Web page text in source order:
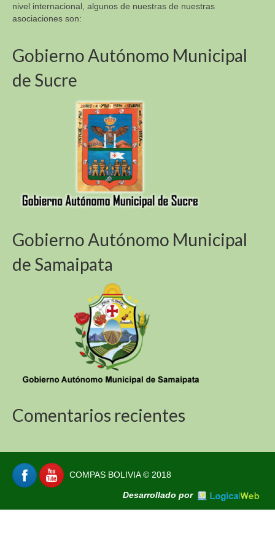
nivel internacional, algunos de nuestras de nuestras
asociaciones son:
Gobierno Autónomo Municipal
de Sucre
Gobierno Autónomo Municipal
de Samaipata
Comentarios recientes
COMPAS BOLIVIA © 2018
Desarrollado por